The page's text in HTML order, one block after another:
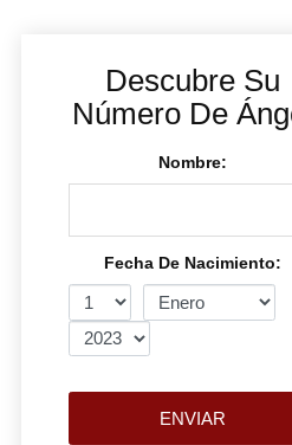
Descubre Su
Número De
Nombre:
Fecha De Nacimiento:
ENVIAR